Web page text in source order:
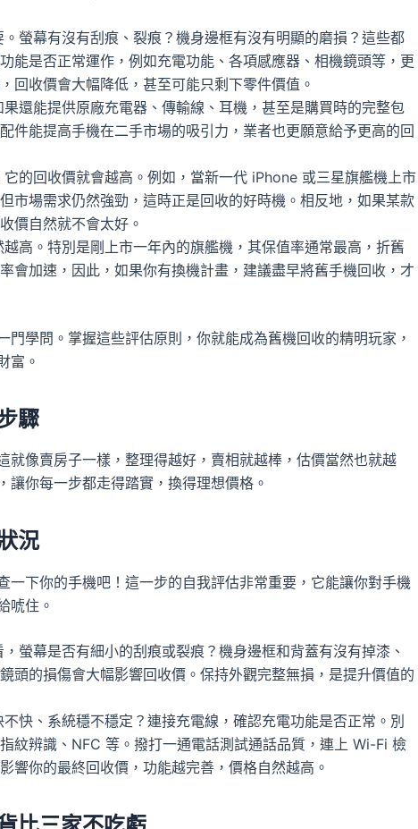
螢幕有沒有刮痕、裂痕？機身邊框有沒有明顯的磨損？這些都
能是否正常運作，例如充電功能、各項感應器、相機鏡頭等，更
回收價會大幅降低，甚至可能只剩下零件價值。
還能提供原廠充電器、傳輸線、耳機，甚至是購買時的完整包
件能提高手機在二手市場的吸引力，業者也更願意給予更高的回
的回收價就會越高。例如，當新一代 iPhone 或三星旗艦機上市
市場需求仍然強勁，這時正是回收的好時機。相反地，如果某款
價自然就不會太好。
高。特別是剛上市一年內的旗艦機，其保值率通常最高，折舊
會加速，因此，如果你有換機計畫，建議盡早將舊手機回收，才
門學問。掌握這些評估原則，你就能成為舊機回收的精明玩家，
富。
驟
就像賣房子一樣，整理得越好，賣相就越棒，估價當然也就越
你每一步都走得踏實，換得理想價格。
況
一下你的手機吧！這一步的自我評估非常重要，它能讓你對手機
唬住。
螢幕是否有細小的刮痕或裂痕？機身邊框和背蓋有沒有掉漆、
頭的損傷會大幅影響回收價。保持外觀完整無損，是提升價值的
快、系統穩不穩定？連接充電線，確認充電功能是否正常。別
紋辨識、NFC 等。撥打一通電話測試通話品質，連上 Wi-Fi 檢
響你的最終回收價，功能越完善，價格自然越高。